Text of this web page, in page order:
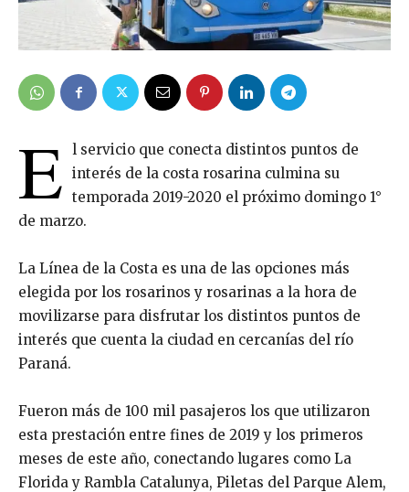
E l servicio que conecta distintos puntos de
interés de la costa rosarina culmina su
temporada 2019-2020 el próximo domingo 1°
de marzo.
La Línea de la Costa es una de las opciones más
elegida por los rosarinos y rosarinas a la hora de
movilizarse para disfrutar los distintos puntos de
interés que cuenta la ciudad en cercanías del río
Paraná.
Fueron más de 100 mil pasajeros los que utilizaron
esta prestación entre fines de 2019 y los primeros
meses de este año, conectando lugares como La
Florida y Rambla Catalunya, Piletas del Parque Alem,